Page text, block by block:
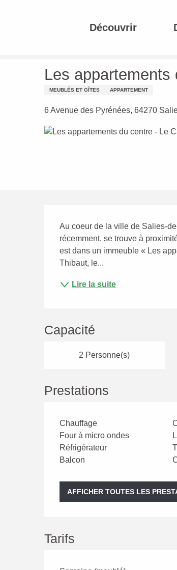
Découvrir
Les appartements
MEUBLÉS ET GÎTES APPARTEMENT
6 Avenue des Pyrénées, 64270
Au coeur de la ville de Salies-
récemment, se trouve à
est dans un immeuble « Les
Thibaut, le...
Lire la suite
Capacité
2 Personne(s)
Prestations
Chauffage
Four à micro ondes
Réfrigérateur
Balcon
AFFICHER TOUTES LES
Tarifs